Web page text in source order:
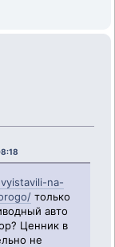
na-
только
авто
Ценник в
не